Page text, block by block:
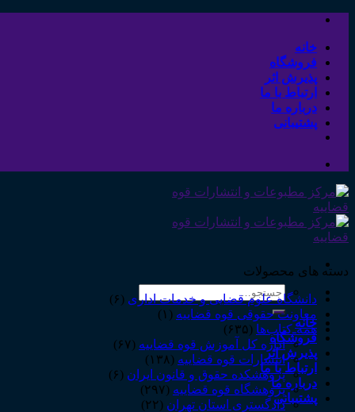
Skip
contentخانه
فروشگاه
پذیرش اثر
ارتباط با ما
درباره ما
پشتیبانی
جستجو
برای:
خانه
فروشگاه
پذیرش اثر
ارتباط با ما
درباره ما
پشتیبانی
دسته های محصولات
دانشگاه علوم قضایی و خدمات اداری (۶)
معاونت حقوقی قوه قضاییه (۱)
همه‌ـ‌کتاب‌ها (۶۳۵)
اداره کل آموزش قوه قضاییه (۶۷)
انتشارات قوه قضاییه (۱۳۸)
پژوهشکده حقوق و قانون ایران (۶)
پژوهشگاه قوه قضاییه (۲۹۷)
دادگستری استان تهران (۲۲)